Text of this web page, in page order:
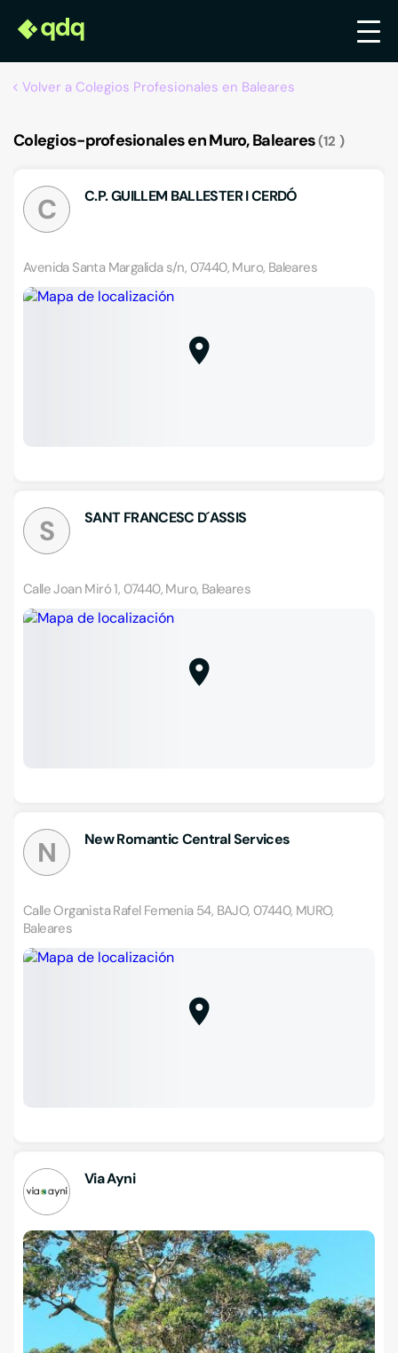
Volver a Colegios Profesionales en Baleares
Colegios-profesionales en Muro, Baleares 12
C C.P. GUILLEM BALLESTER I CERDÓ
Avenida Santa Margalida s/n, 07440, Muro, Baleares
S SANT FRANCESC D´ASSIS
Calle Joan Miró 1, 07440, Muro, Baleares
N New Romantic Central Services
Calle Organista Rafel Femenia 54, BAJO, 07440, MURO,
Baleares
Via Ayni